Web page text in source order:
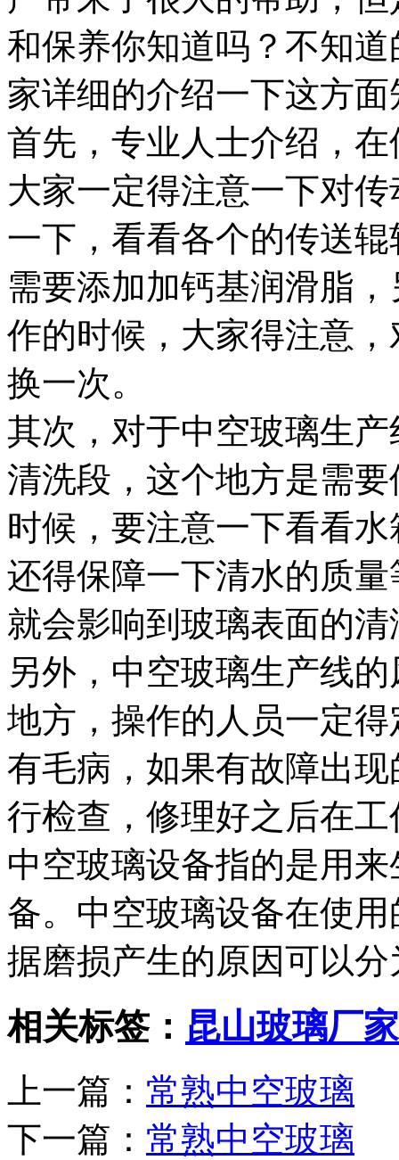
和保养你知道吗？不知
家详细的介绍一下这方面
首先，专业人士介绍，
大家一定得注意一下对
一下，看看各个的传送
需要添加加钙基润滑脂
作的时候，大家得注意
换一次。
其次，对于中空玻璃生
清洗段，这个地方是需
时候，要注意一下看看
还得保障一下清水的质
就会影响到玻璃表面的
另外，中空玻璃生产线
地方，操作的人员一定
有毛病，如果有故障出
行检查，修理好之后在工
中空玻璃设备指的是用
备。中空玻璃设备在使
据磨损产生的原因可以
相关标签： 昆山玻璃厂家
上一篇： 常熟中空玻璃
下一篇： 常熟中空玻璃